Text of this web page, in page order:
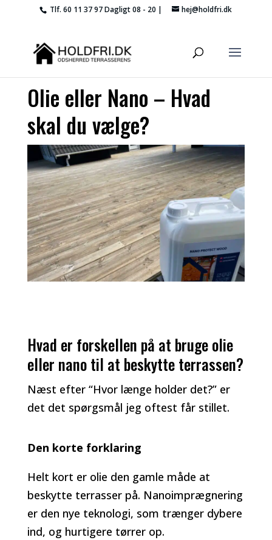
Tlf. 60 11 37 97Dagligt 08 - 20 | hej@holdfri.dk
Olie eller Nano – Hvad
skal du vælge?
Hvad er forskellen på at bruge olie
eller nano til at beskytte terrassen?
Næst efter “Hvor længe holder det?” er
det det spørgsmål jeg oftest får stillet.
Den korte forklaring
Helt kort er olie den gamle måde at
beskytte terrasser på. Nanoimprægnering
er den nye teknologi, som trænger dybere
ind, og hurtigere tørrer op.